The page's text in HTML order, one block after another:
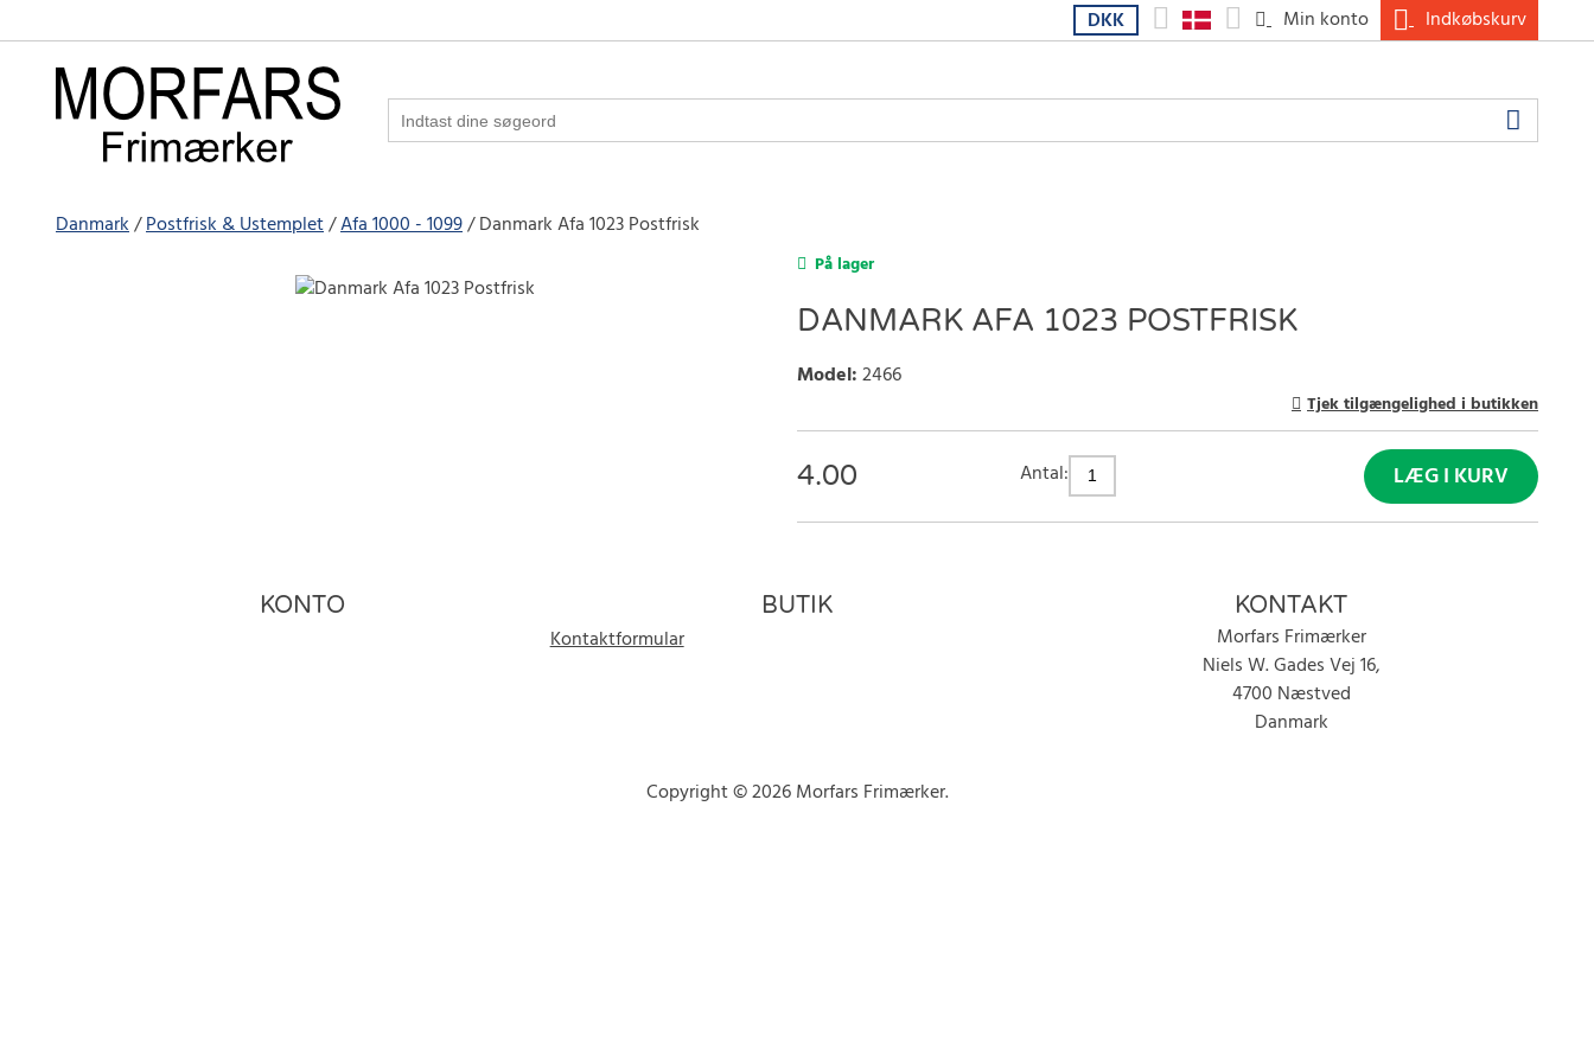
Indkøbskurv
Min konto
DKK
Danmark Postfrisk & Ustemplet Afa 1000 - 1099 Danmark Afa 1023 Postfrisk
På lager
DANMARK AFA 1023 POSTFRISK
Model:2466
Tjek tilgængelighed i butikken
4.00 Antal: LÆG I KURV
KONTO BUTIK
Kontaktformular
KONTAKT
Morfars Frimærker
Niels W. Gades Vej 16,
4700 Næstved
Danmark
Copyright © 2026 Morfars Frimærker.